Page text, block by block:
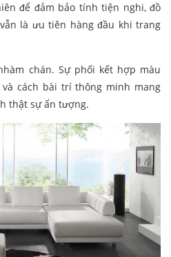
để đảm bảo tính tiện nghi, đồ
là ưu tiên hàng đầu khi trang
chán. Sự phối kết hợp màu
cách bài trí thông minh mang
thật sự ấn tượng.